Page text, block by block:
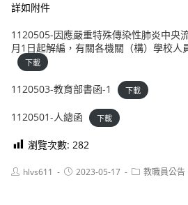
詳如附件
1120505-因應嚴重特殊傳染性肺炎中央
月1日起解編，有關各機關（構）學校人
下載
1120503-教育部書函-1 下載
1120501-人總函 下載
瀏覽次數: 282
Posthlvs611
Post2023-05-17
Post教職員公告